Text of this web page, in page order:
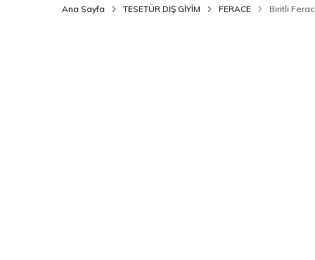
Ana Sayfa TESETÜR DIŞ GİYİM FERACE Biritli